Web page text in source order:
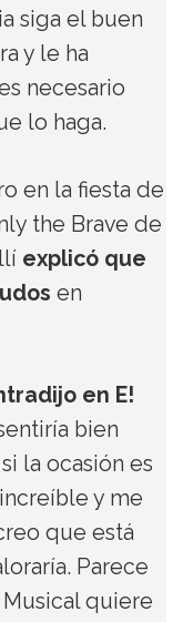
siga el buen
y le ha
necesario
lo haga.
en la fiesta de
the Brave de
explicó que
en
en E!
bien
la ocasión es
y me
que está
Parece
quiere